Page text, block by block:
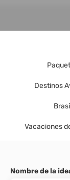
Destinos
Vacaciones
Nombre de la